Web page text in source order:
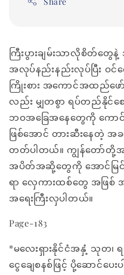
ကြီးပွားချမ်းသာလိုစိတ်တွ
အလုပ်နည်းနည်းလုပ်ပြီး ဝင်ငွ
ကြိုးစား အကောင်အထည်ဖ
လည်း မျှတစွာ ရပ်တည်နိုင်စ
ဘဝအခြေအနေတွေကို ကော
ဖြစ်အောင် တားဆီးနေတဲ့
တတ်ပါတယ်။ ကျွန်တော်တို့အ
အပိတ်အဆို့တွေကို အောင်မြ
ရာ လှေကားထစ်တွေ အဖြစ်
အရေးကြီးလှပါတယ်။
Page-183
*မလေးရှားနိုင်ငံအနှံ့ သုတ၊
ငွေချေစနစ်ဖြင့် ပို့ဆောင်ပေ